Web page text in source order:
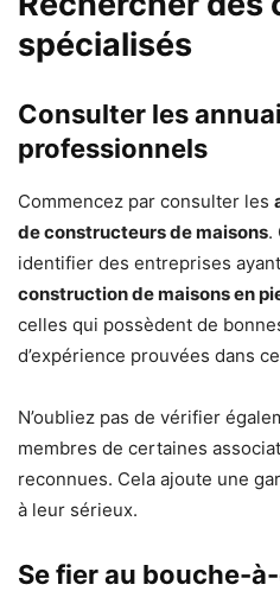
spécialisés
Consulter les
professionnels
Commencez par consulter les
de constructeurs de maisons.
identifier des entreprises
construction de maisons en
celles qui possèdent de
d’expérience prouvées dans
N’oubliez pas de vérifier
membres de certaines
reconnues. Cela ajoute une
à leur sérieux.
Se fier au bouche-